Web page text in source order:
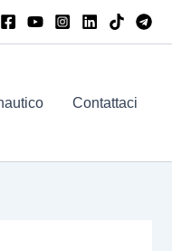
Contattaci